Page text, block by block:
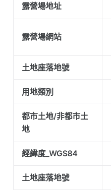
露營場地址
露營場網站
土地座落地號
用地類別
都市土地/非都市土
地
經緯度_WGS84
土地座落地號